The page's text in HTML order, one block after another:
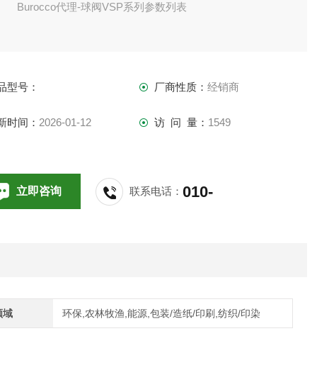
代理-球阀VSP系列参数列表
克VSP 、VSL阀门可截流多种流体- 蒸汽、水、非爆炸性
，如纺织印染厂、化学品厂、水处理厂、食品厂、一般工厂.
VSP/VSL系列球阀，根据客户要求，可将阀门用于特殊
.
型号： 厂商性质： 经销商
时间： 2026-01-12 访 问 量： 1549
立即咨询 联系电话：010-
域 环保,农林牧渔,能源,包装/造纸/印刷,纺织/印染